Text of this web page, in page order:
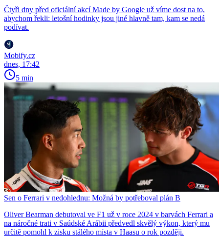
Čtyři dny před oficiální akcí Made by Google už víme dost na to,
abychom řekli: letošní hodinky jsou jiné hlavně tam, kam se nedá
podívat.
Mobify.cz
dnes, 17:42
5 min
Sen o Ferrari v nedohlednu: Možná by potřeboval plán B
Oliver Bearman debutoval ve F1 už v roce 2024 v barvách Ferrari a
na náročné trati v Saúdské Arábii předvedl skvělý výkon, který mu
určitě pomohl k zisku stálého místa v Haasu o rok později.